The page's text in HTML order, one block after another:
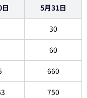
5月31日
30
60
660
750